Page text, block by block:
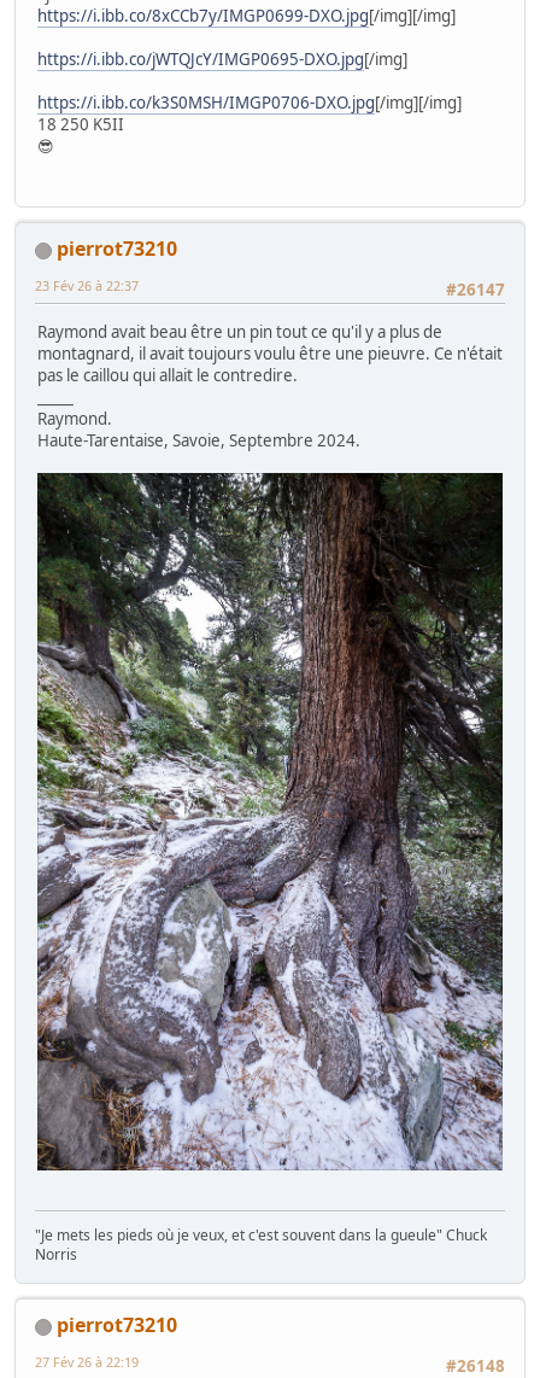
https://i.ibb.co/8xCCb7y/IMGP0699-DXO.jpg[/img][/img]
https://i.ibb.co/jWTQJcY/IMGP0695-DXO.jpg[/img]
https://i.ibb.co/k3S0MSH/IMGP0706-DXO.jpg[/img][/img]
18 250 K5II
😎
pierrot73210
#26147
23 Fév 26 à 22:37
Raymond avait beau être un pin tout ce qu'il y a plus de
montagnard, il avait toujours voulu être une pieuvre. Ce n'était
pas le caillou qui allait le contredire.
Raymond.
Haute-Tarentaise, Savoie, Septembre 2024.
"Je mets les pieds où je veux, et c'est souvent dans la gueule" Chuck
Norris
pierrot73210
#26148
27 Fév 26 à 22:19